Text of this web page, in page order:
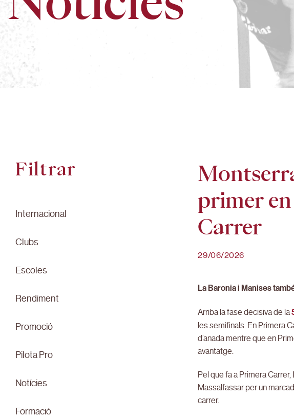
Filtrar
Internacional
Clubs
Escoles
Rendiment
Promoció
Pilota Pro
Notícies
Formació
primer en
Carrer
29/06/2026
La Baronia i Manises
Arriba la fase decisiva de la
les semifinals. En Primera
d’anada mentre que en
avantatge.
Pel que fa a Primera
Massalfassar per un
carrer.